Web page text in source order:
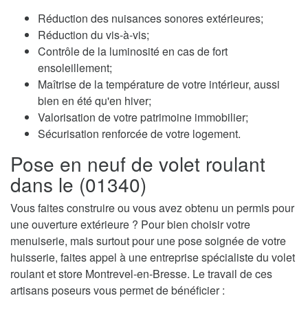
Réduction des nuisances sonores extérieures;
Réduction du vis-à-vis;
Contrôle de la luminosité en cas de fort
ensoleillement;
Maîtrise de la température de votre intérieur, aussi
bien en été qu'en hiver;
Valorisation de votre patrimoine immobilier;
Sécurisation renforcée de votre logement.
Pose en neuf de volet roulant
dans le (01340)
Vous faites construire ou vous avez obtenu un permis pour
une ouverture extérieure ? Pour bien choisir votre
menuiserie, mais surtout pour une pose soignée de votre
huisserie, faites appel à une entreprise spécialiste du volet
roulant et store Montrevel-en-Bresse. Le travail de ces
artisans poseurs vous permet de bénéficier :